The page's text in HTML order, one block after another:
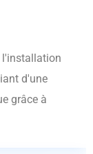
l'installation
d'une
grâce à